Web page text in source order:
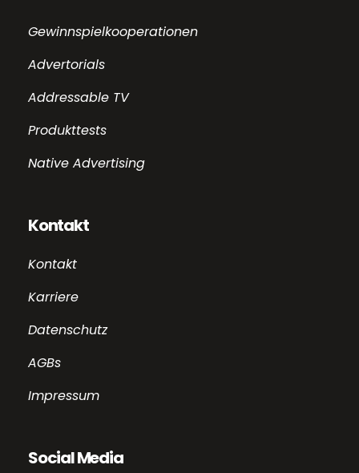
Gewinnspielkooperationen
Advertorials
Addressable TV
Produkttests
Native Advertising
Kontakt
Kontakt
Karriere
Datenschutz
AGBs
Impressum
Social Media